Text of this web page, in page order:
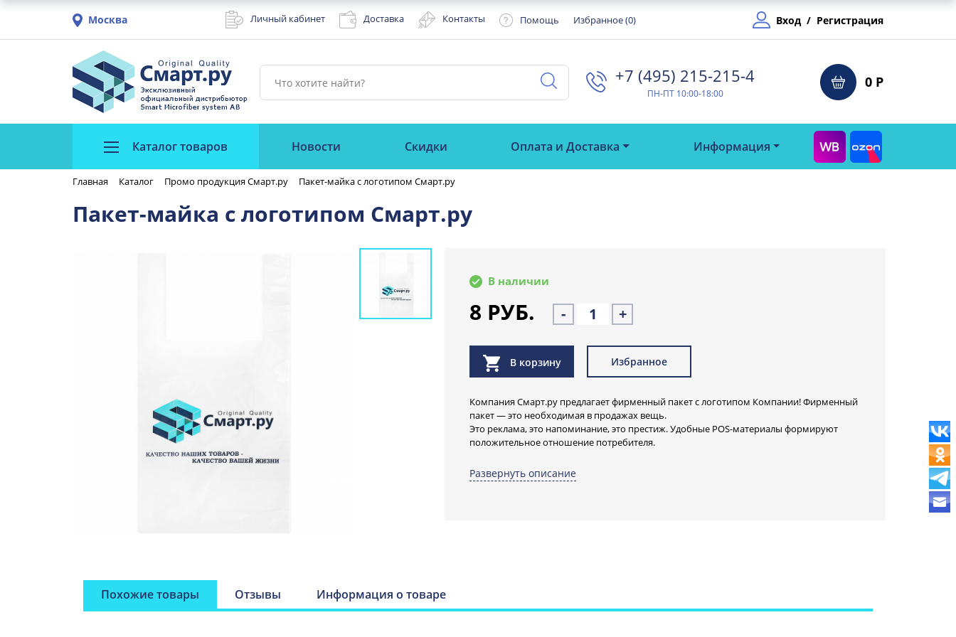
Москва Личный кабинет Доставка Контакты Помощь Избранное (0) Вход / Регистрация
+7 (495) 215-215-4⁠
ПН-ПТ 10:00-18:00
0 Р
Каталог товаров Новости Скидки Оплата и Доставка Информация
Главная Каталог Промо продукция Смарт.ру Пакет-майка с логотипом Смарт.ру
Пакет-майка с логотипом Смарт.ру
В наличии
8 РУБ. - +
В корзину Избранное
Компания Смарт.ру предлагает фирменный пакет с логотипом Компании! Фирменный
пакет — это необходимая в продажах вещь.
Это реклама, это напоминание, это престиж. Удобные POS-материалы формируют
положительное отношение потребителя.
вместительный. В него помещается много продукции
привлекают внимание
Развернуть описание
Похожие товары Отзывы Информация о товаре